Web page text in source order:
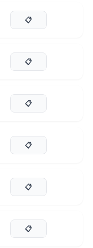
📋
📋
📋
📋
📋
📋